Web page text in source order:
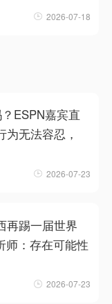
2026-07-18
？ESPN嘉宾直
无法容忍，
2026-07-23
再踢一届世界
师：存在可能性
2026-07-23